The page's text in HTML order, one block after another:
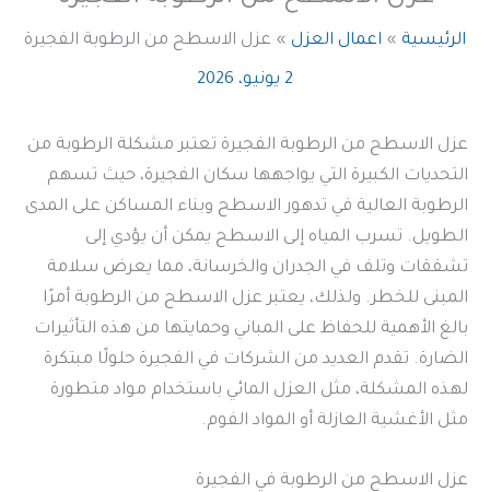
الرئيسية اعمال العزل عزل الاسطح من الرطوبة الفجيرة
2 يونيو، 2026
عزل الاسطح من الرطوبة الفجيرة تعتبر مشكلة الرطوبة من
التحديات الكبيرة التي يواجهها سكان الفجيرة، حيث تسهم
الرطوبة العالية في تدهور الاسطح وبناء المساكن على المدى
الطويل. تسرب المياه إلى الاسطح يمكن أن يؤدي إلى
تشققات وتلف في الجدران والخرسانة، مما يعرض سلامة
المبنى للخطر. ولذلك، يعتبر عزل الاسطح من الرطوبة أمرًا
بالغ الأهمية للحفاظ على المباني وحمايتها من هذه التأثيرات
الضارة. تقدم العديد من الشركات في الفجيرة حلولًا مبتكرة
لهذه المشكلة، مثل العزل المائي باستخدام مواد متطورة
مثل الأغشية العازلة أو المواد الفوم.
عزل الاسطح من الرطوبة في الفجيرة